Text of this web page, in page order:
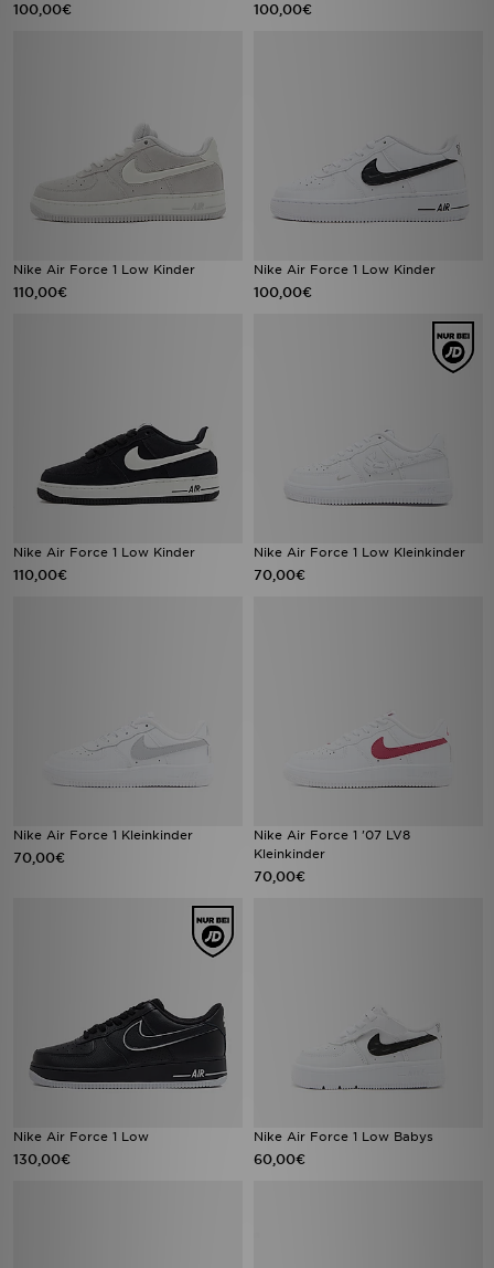
100,00€ 100,00€
Nike Air Force 1 Low Kinder
110,00€
Nike Air Force 1 Low Kinder
100,00€
Nike Air Force 1 Low Kinder
110,00€
Nike Air Force 1 Low Kleinkinder
70,00€
Nike Air Force 1 Kleinkinder
70,00€
Nike Air Force 1 '07 LV8
Kleinkinder
70,00€
Nike Air Force 1 Low
130,00€
Nike Air Force 1 Low Babys
60,00€